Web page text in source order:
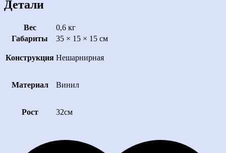
Детали
Вес
0,6 кг
Габариты
35 × 15 × 15 см
Конструкция Нешарнирная
Материал Винил
Рост 32см